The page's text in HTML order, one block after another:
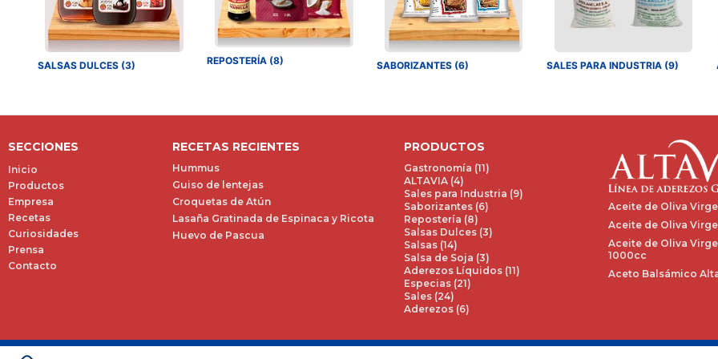
SALSAS DULCES (3) REPOSTERÍA (8) SABORIZANTES (6) SALES PARA INDUSTRIA (9)
SECCIONES
Inicio
Productos
Empresa
Recetas
Curiosidades
Prensa
Contacto
RECETAS RECIENTES
Hummus
Guiso de lentejas
Croquetas de Atún
Lasaña Gratinada de Espinaca y Ricota
Huevo de Pascua
PRODUCTOS
Gastronomía (11)
ALTAVIA (4)
Sales para Industria (9)
Saborizantes (6)
Repostería (8)
Salsas Dulces (3)
Salsas (14)
Salsa de Soja (3)
Aderezos Líquidos (11)
Especias (21)
Sales (24)
Aderezos (6)
Aceite de Oliva
Aceite de Oliva
Aceite de Oliva
1000cc
Aceto Balsámico